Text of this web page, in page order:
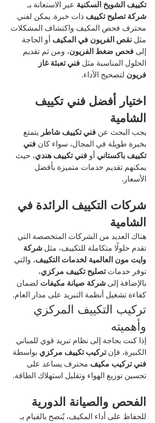
تكييف الشويخ السكنية عبر الاستعانة بـ
شركة تصليح تكييف ذات خبرة. يمكن لفني
محترف فحص المكيف واكتشاف المشكلات
مثل نقص الفريون في المكيف أو الحاجة
إلى فحص ضغط الفريون، ومن ثم تقديم
الحلول المناسبة مثل فني تعبئة غاز
فريون لتصحيح الأداء.
اختيار أفضل فني تكييف
الشامية
يجب البحث عن فني تكييف شاطر يتمتع
بخبرة طويلة في المجال، سواء كان فني
تكييف باكستاني أو فني تكييف هندي، حيث
يمكنهم تقديم خدمات متميزة بأفضل
الأسعار.
شركات التكييف الرائدة في
الشامية
هناك العديد من الشركات المتخصصة التي
تقدم حلولًا متكاملة للتكييف، مثل شركة
وايت مون العالمية لخدمات التكييف، والتي
توفر خدمات تصليح تكييف مركزي،
بالإضافة إلى شركة صيانة مكيفات لضمان
كفاءة تشغيل أنظمة التبريد على مدار العام.
تركيب التكييف المركزي
وأهميته
إذا كنت بحاجة إلى نظام تبريد قوي للمباني
الكبيرة، فإن تركيب تكييف مركزي بواسطة
فني تركيب مكيف محترف يساعد على
تحسين توزيع الهواء وتقليل استهلاك الطاقة.
الفحص والصيانة الدورية
للحفاظ على أداء المكيف، يُنصح بالقيام بـ